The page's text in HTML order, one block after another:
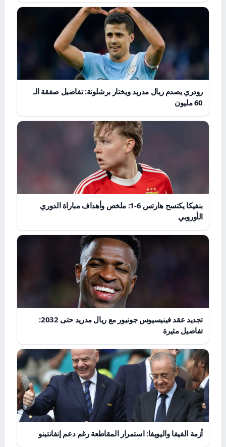
رودري يصدم ريال مدريد ويختار برشلونة: تفاصيل صفقة الـ
60 مليون
بنفيكا يكتسح هارتس 6-1: ملخص وأهداف مباراة الدوري
الأوروبي
تجديد عقد فينيسيوس جونيور مع ريال مدريد حتى 2032:
تفاصيل مثيرة
أزمة الفيفا واليويفا: استمرار المقاطعة رغم دعم إنفانتينو